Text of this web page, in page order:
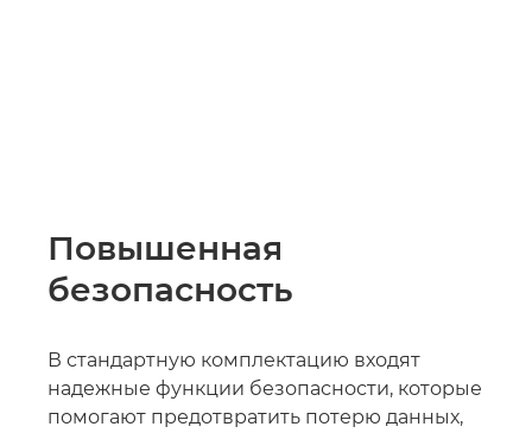
Повышенная
безопасность
В стандартную комплектацию входят
надежные функции безопасности, которые
помогают предотвратить потерю данных,